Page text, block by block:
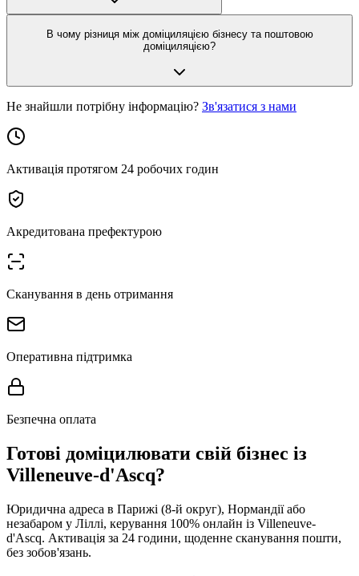
В чому різниця між доміциляцією бізнесу та поштовою
доміциляцією?
Не знайшли потрібну інформацію? Зв'язатися з нами
Активація протягом 24 робочих годин
Акредитована префектурою
Сканування в день отримання
Оперативна підтримка
Безпечна оплата
Готові доміцилювати свій бізнес із
Villeneuve-d'Ascq?
Юридична адреса в Парижі (8-й округ), Нормандії або
незабаром у Ліллі, керування 100% онлайн із Villeneuve-
d'Ascq. Активація за 24 години, щоденне сканування пошти,
без зобов'язань.